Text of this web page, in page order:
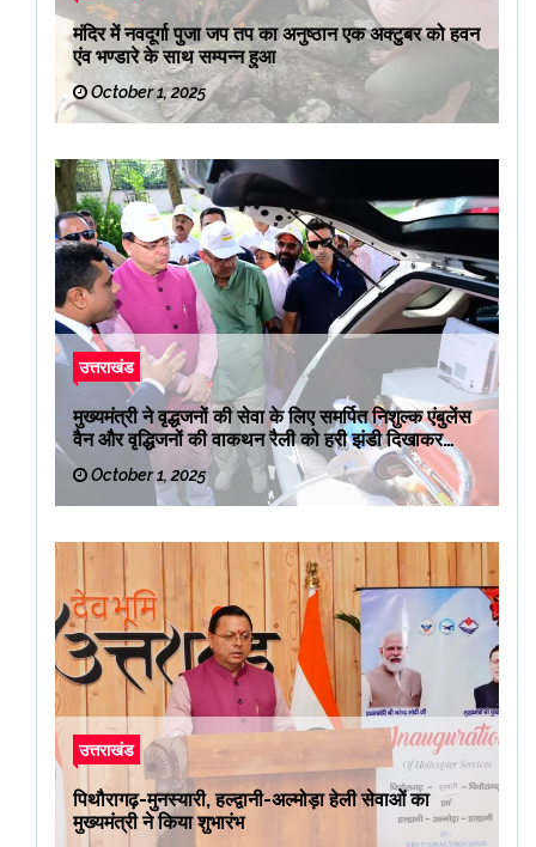
मंदिर में नवदूर्गा पुजा जप तप का अनुष्ठान एक अक्टुबर को हवन
एंव भण्डारे के साथ सम्पन्न हुआ
October 1, 2025
उत्तराखंड
मुख्यमंत्री ने वृद्धजनों की सेवा के लिए समर्पित निशुल्क एंबुलेंस
वैन और वृद्धिजनों की वाकथन रैली को हरी झंडी दिखाकर
रवाना किया
October 1, 2025
उत्तराखंड
पिथौरागढ़-मुनस्यारी, हल्द्वानी-अल्मोड़ा हेली सेवाओं का
मुख्यमंत्री ने किया शुभारंभ